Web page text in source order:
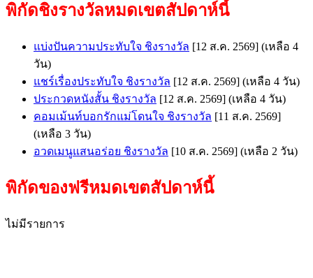
พิกัดชิงรางวัลหมดเขตสัปดาห์นี้
แบ่งปันความประทับใจ ชิงรางวัล [12 ส.ค. 2569] (เหลือ 4
วัน)
แชร์เรื่องประทับใจ ชิงรางวัล [12 ส.ค. 2569] (เหลือ 4 วัน)
ประกวดหนังสั้น ชิงรางวัล [12 ส.ค. 2569] (เหลือ 4 วัน)
คอมเม้นท์บอกรักแม่โดนใจ ชิงรางวัล [11 ส.ค. 2569]
(เหลือ 3 วัน)
อวดเมนูแสนอร่อย ชิงรางวัล [10 ส.ค. 2569] (เหลือ 2 วัน)
พิกัดของฟรีหมดเขตสัปดาห์นี้
ไม่มีรายการ